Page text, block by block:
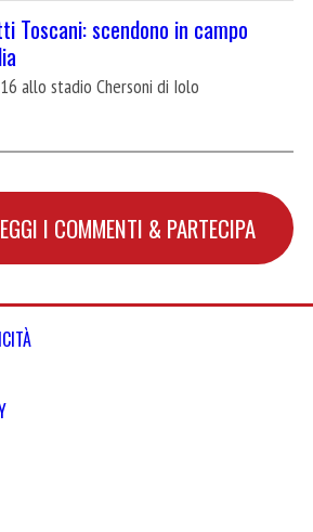
Toscani: scendono in campo
allo stadio Chersoni di Iolo
I COMMENTI & PARTECIPA